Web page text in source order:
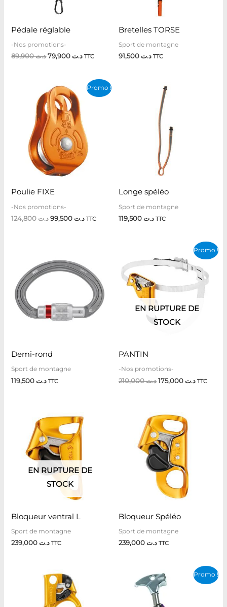
Pédale réglable
-Nos promotions-
د.ت89,900 د.ت79,900 TTC
Bretelles TORSE
Sport de montagne
د.ت TTC
Promo !
Poulie FIXE
-Nos promotions-
د.ت124,800
Le
prix
initial
était :
د.ت99,500
Le
prix
TTC
Longe spéléo
Sport de montagne
د.ت TTC
Demi-rond
Sport de montagne
د.ت119,500 TTC
Promo !
EN RUPTURE DE
STOCK
PANTIN
-Nos promotions-
د.ت210,000
prix
initial
د.ت 210,000.
د.ت
Le
prix
actuel
est :
TTC
EN RUPTURE DE
STOCK
Bloqueur ventral L
Sport de montagne
د.ت239,000 TTC
Bloqueur Spéléo
Sport de montagne
د.ت TTC
Promo !
Le
prix
initial
était :
Le
prix